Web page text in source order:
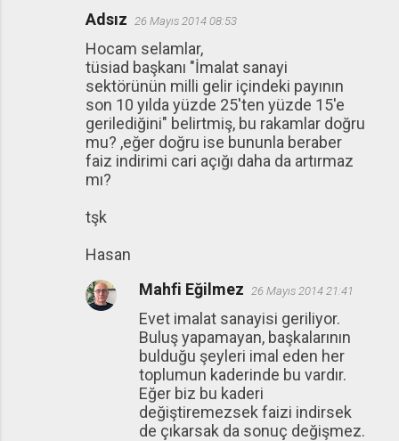
Adsız 26 Mayıs 2014 08:53
Hocam selamlar,
tüsiad başkanı "İmalat sanayi
sektörünün milli gelir içindeki payının
son 10 yılda yüzde 25'ten yüzde 15'e
gerilediğini" belirtmiş, bu rakamlar doğru
mu? ,eğer doğru ise bununla beraber
faiz indirimi cari açığı daha da artırmaz
mı?
tşk
Hasan
Mahfi Eğilmez 26 Mayıs 2014 21:41
Evet imalat sanayisi geriliyor.
Buluş yapamayan, başkalarının
bulduğu şeyleri imal eden her
toplumun kaderinde bu vardır.
Eğer biz bu kaderi
değiştiremezsek faizi indirsek
de çıkarsak da sonuç değişmez.